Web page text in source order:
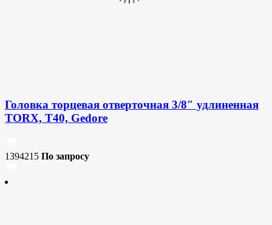
Головка торцевая отверточная 3/8″ удлиненная
TORX, T40, Gedore
1394215 По запросу